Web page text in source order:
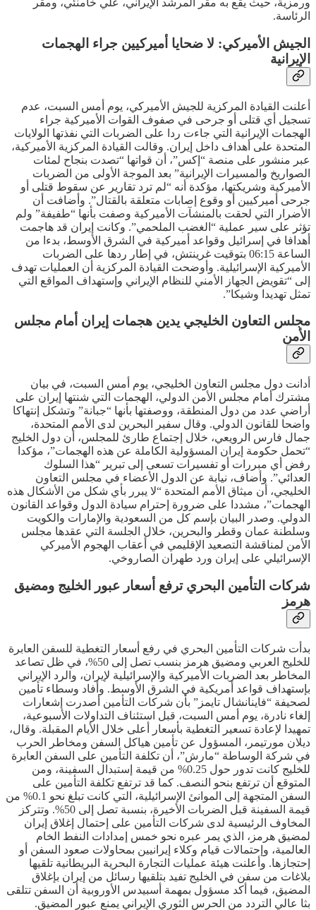
ورمزية، حيث يقع به مقر المرشد الإيراني، علي خامنئي، ومقر
الرئاسة.
الجيش الأميركي: لا ضحايا أميركيين جراء الهجمات
الإيرانية
أعلنت القيادة المركزية للجيش الأميركي، يوم أمس السبت، عدم
تسجيل أي قتلى أو جرحى في صفوف القوات الأميركية جراء
الهجمات الإيرانية التي جاءت ردا على الضربات التي نفذتها الولايات
المتحدة على أهداف داخل إيران. وقالت القيادة المركزية الأميركية،
عبر منشور على منصة “إكس”، أن قواتها “تصدت بنجاح لمئات
الصواريخ والمسيرات الإيرانية” بعد الموجة الأولى من الضربات
الأميركية وشريكتها، مؤكدة أنه “لم ترد تقارير عن سقوط قتلى أو
جرحى أميركيين أو وقوع إصابات متعلقة بالقتال”. وأضافت أن
الأضرار التي لحقت بالمنشآت الأميركية وصفت بأنها “طفيفة” ولم
تؤثر على سير عملية “الغضب الملحمي”. وكانت إيران قد هاجمت
أهدافا في إسرائيل وقواعد أميركية في الشرق الأوسط، بدءا من
الساعة 06:15 بتوقيت غرينتش، في إطار ردها على الضربات
الأميركية الإسرائيلية. وأوضحت القيادة المركزية أن العمليات تهدف
إلى “تقويض الجهاز الأمني للنظام الإيراني وإستهداف المواقع التي
تمثل تهديدا وشيكا”.
مجلس التعاون الخليجي يدين هجمات إيران أمام مجلس
الأمن
أدانت دول مجلس التعاون الخليجي، يوم أمس السبت، في بيان
مشترك أمام مجلس الأمن الدولي، الهجمات التي شنتها إيران على
أراضي عدد من دول المنطقة، ووصفتها بأنها “جبانة” وتشكل إنتهاكا
واضحا للقانون الدولي. وقال سفير البحرين لدى الأمم المتحدة،
جمال فارس الرويعي، خلال إجتماع طارئ للمجلس، أن دول الخليج
“تحمل حكومة إيران المسؤولية الكاملة عن هذه الهجمات”، مؤكدا
رفض أي مبررات أو تفسيرات تسعى إلى تبرير “هذا السلوك
العدائي”. وأضاف، نيابة عن الدول الأعضاء في مجلس التعاون
الخليجي، أن ميثاق الأمم المتحدة “لا يبرر بأي شكل من الأشكال هذه
الهجمات”، مشددا على ضرورة إحترام سيادة الدول وقواعد القانون
الدولي. وصدر البيان بإسم كل من السعودية والإمارات والكويت
وسلطنة عمان وقطر والبحرين، خلال الجلسة التي عقدها مجلس
الأمن لمناقشة التصعيد الإقليمي في أعقاب الهجوم الأميركي
الإسرائيلي على إيران ورد طهران الصاروخي.
شركات التأمين البحري ترفع أسعار عبور الخليج ومضيق
هرمز
بدأت شركات التأمين البحري في رفع أسعار التغطية للسفن العابرة
للخليج العربي ومضيق هرمز بنسب تصل إلى 50%، في ظل تصاعد
المخاطر بعد الضربات الأميركية والإسرائيلية لإيران، والرد الإيراني
بإستهداف قواعد أمريكية في الشرق الأوسط. وأفاد وسطاء تأمين
لصحيفة “فاينانشال تايمز” بأن شركات التأمين أصدرت إشعارات
إلغاء نادرة، يوم أمس السبت، قبل استئناف التداولات الأسبوعية،
تمهيدا لإعادة تسعير التغطية بأسعار أعلى خلال الأيام المقبلة. وقال،
ديلان مورتيمر، المسؤول عن تأمين هياكل السفن ومخاطر الحرب
في شركة الوساطة “مارش”، أن تكلفة التأمين على السفن العابرة
للخليج كانت تدور حول 0.25% من قيمة إستبدال السفينة، ومن
المتوقع أن ترتفع بنحو النصف. كما قد ترتفع تكلفة التأمين على
السفن المتجهة إلى الموانئ الإسرائيلية، التي كانت تبلغ نحو 0.1% من
قيمة السفينة قبل الضربات الأخيرة، بنسبة تصل إلى 50%. وتتركز
المخاوف الرئيسية لدى شركات التأمين على إحتمال إغلاق إيران
لمضيق هرمز، الذي يمر عبره نحو خمس إمدادات النفط الخام
العالمية، وإحتمالات قيام وكلاء إيرانيين بمحاولات صعود السفن أو
إحتجازها. وأعلنت هيئة عمليات التجارة البحرية البريطانية تلقيها
بلاغات من سفن في الخليج تفيد بتلقيها رسائل من إيران بإغلاق
المضيق، فيما أكد مسؤول بمهمة أسبيدس الأوروبية أن السفن تتلقى
بثا عالي التردد من الحرس الثوري الإيراني يمنع عبور المضيق.